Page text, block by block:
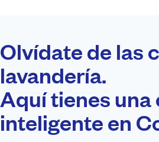
Olvídate de las
lavandería.
Aquí tienes una
inteligente en